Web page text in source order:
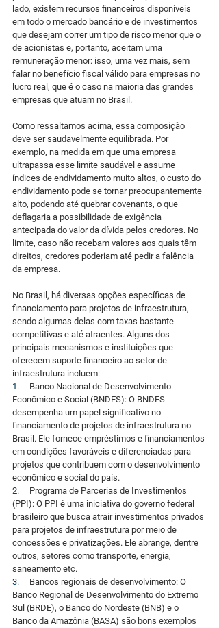
lado, existem recursos financeiros disponíveis
em todo o mercado bancário e de investimentos
que desejam correr um tipo de risco menor que o
de acionistas e, portanto, aceitam uma
remuneração menor: isso, uma vez mais, sem
falar no benefício fiscal válido para empresas no
lucro real, que é o caso na maioria das grandes
empresas que atuam no Brasil.
Como ressaltamos acima, essa composição
deve ser saudavelmente equilibrada. Por
exemplo, na medida em que uma empresa
ultrapassa esse limite saudável e assume
índices de endividamento muito altos, o custo do
endividamento pode se tornar preocupantemente
alto, podendo até quebrar covenants, o que
deflagaria a possibilidade de exigência
antecipada do valor da dívida pelos credores. No
limite, caso não recebam valores aos quais têm
direitos, credores poderiam até pedir a falência
da empresa.
No Brasil, há diversas opções específicas de
financiamento para projetos de infraestrutura,
sendo algumas delas com taxas bastante
competitivas e até atraentes. Alguns dos
principais mecanismos e instituições que
oferecem suporte financeiro ao setor de
infraestrutura incluem:
1. Banco Nacional de Desenvolvimento
Econômico e Social (BNDES): O BNDES
desempenha um papel significativo no
financiamento de projetos de infraestrutura no
Brasil. Ele fornece empréstimos e financiamentos
em condições favoráveis e diferenciadas para
projetos que contribuem com o desenvolvimento
econômico e social do país.
2. Programa de Parcerias de Investimentos
(PPI): O PPI é uma iniciativa do governo federal
brasileiro que busca atrair investimentos privados
para projetos de infraestrutura por meio de
concessões e privatizações. Ele abrange, dentre
outros, setores como transporte, energia,
saneamento etc.
3. Bancos regionais de desenvolvimento: O
Banco Regional de Desenvolvimento do Extremo
Sul (BRDE), o Banco do Nordeste (BNB) e o
Banco da Amazônia (BASA) são bons exemplos